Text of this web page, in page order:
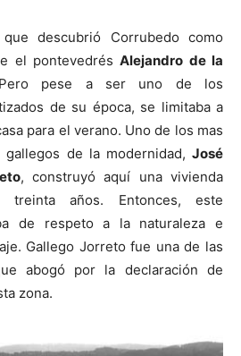
descubrió Corrubedo como
el pontevedrésAlejandro de la
pese a ser uno de los
de su época, se limitaba a
para el verano. Uno de los mas
gallegos de la modernidad, José
, construyó aquí una vivienda
treinta años. Entonces, este
de respeto a la naturaleza e
Gallego Jorreto fue una de las
abogó por la declaración de
zona.